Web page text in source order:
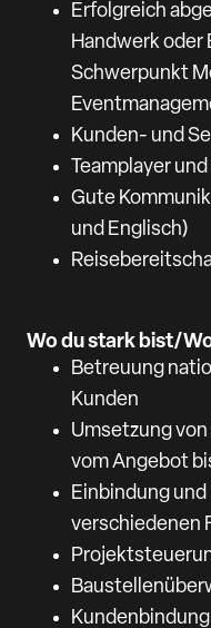
Erfolgreich
Handwerk oder
Schwerpunkt
Kunden- und
Teamplayer
Gute
und Englisch)
Wo du stark bist/
Betreuung
Kunden
Umsetzung
vom Angebot
Einbindung
verschiedenen